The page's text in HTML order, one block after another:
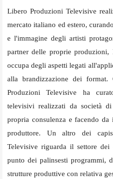
Libero Produzioni Televisive
mercato italiano ed estero,
e l'immagine degli artisti
partner delle proprie
occupa degli aspetti legati
alla brandizzazione dei
Produzioni Televisive ha
televisivi realizzati da società
propria consulenza e facendo
produttore. Un altro dei
Televisive riguarda il settore
punto dei palinsesti programmi,
strutture produttive con relativa